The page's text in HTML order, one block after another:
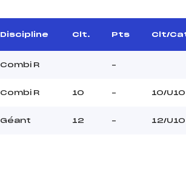
Discipline Clt. Pts Clt/
Combi R –
Combi R 10 – 10/U10
Géant 12 – 12/U10